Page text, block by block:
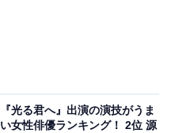
『光る君へ』出演の演技がうま
い女性俳優ランキング！ 2位 源